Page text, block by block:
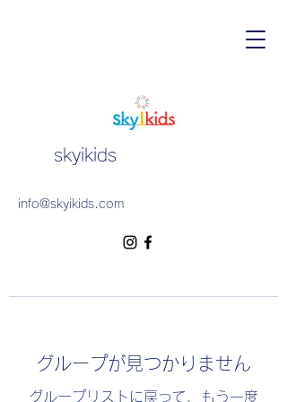
skyikids
info@skyikids.com
グループが見つかりません
グループリストに戻って、もう一度